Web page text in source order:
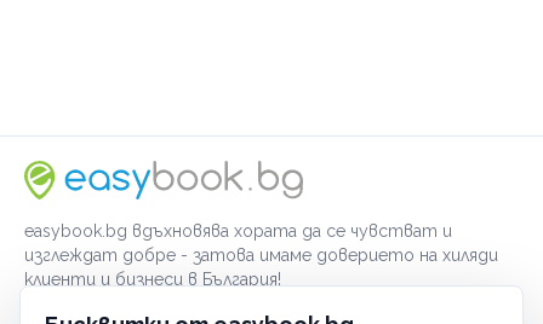
easybook.bg вдъхновява хората да се чувстват и
изглеждат добре - затова имаме доверието на хиляди
клиенти и бизнеси в България!